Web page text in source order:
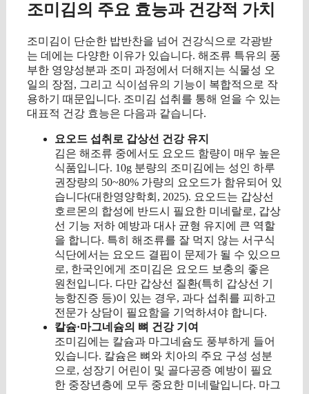
조미김의 주요 효능과 건강적 가치
조미김이 단순한 밥반찬을 넘어 건강식으로 각광받
는 데에는 다양한 이유가 있습니다. 해조류 특유의 풍
부한 영양성분과 조미 과정에서 더해지는 식물성 오
일의 장점, 그리고 식이섬유의 기능이 복합적으로 작
용하기 때문입니다. 조미김 섭취를 통해 얻을 수 있는
대표적 건강 효능은 다음과 같습니다.
요오드 섭취로 갑상선 건강 유지
김은 해조류 중에서도 요오드 함량이 매우 높은
식품입니다. 10g 분량의 조미김에는 성인 하루
권장량의 50~80% 가량의 요오드가 함유되어 있
습니다(대한영양학회, 2025). 요오드는 갑상선
호르몬의 합성에 반드시 필요한 미네랄로, 갑상
선 기능 저하 예방과 대사 균형 유지에 큰 역할
을 합니다. 특히 해조류를 잘 먹지 않는 서구식
식단에서는 요오드 결핍이 문제가 될 수 있으므
로, 한국인에게 조미김은 요오드 보충의 좋은
원천입니다. 다만 갑상선 질환(특히 갑상선 기
능항진증 등)이 있는 경우, 과다 섭취를 피하고
전문가 상담이 필요함을 기억하셔야 합니다.
칼슘·마그네슘의 뼈 건강 기여
조미김에는 칼슘과 마그네슘도 풍부하게 들어
있습니다. 칼슘은 뼈와 치아의 주요 구성 성분
으로, 성장기 어린이 및 골다공증 예방이 필요
한 중장년층에 모두 중요한 미네랄입니다. 마그